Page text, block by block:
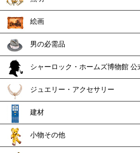
絵画
男の必需品
シャーロック・ホームズ博物館 公
ジュエリー・アクセサリー
建材
小物その他